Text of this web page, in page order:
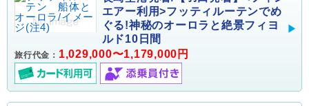
エアー利用>フッティルーテンでめ
ぐる!神秘のオーロラと絶景フィヨ
ルド10日間
旅行代金： 1,029,000〜1,179,000円